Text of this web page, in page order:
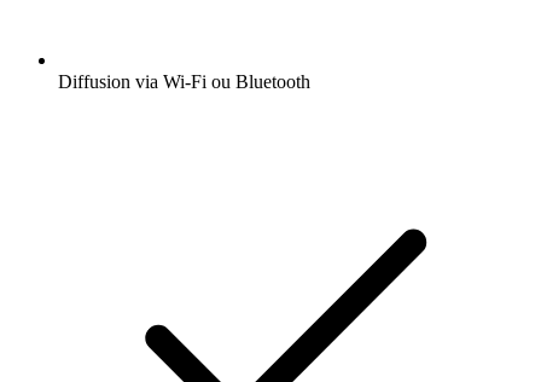
Diffusion via Wi-Fi ou Bluetooth